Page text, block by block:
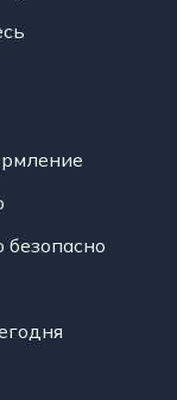
безопасно